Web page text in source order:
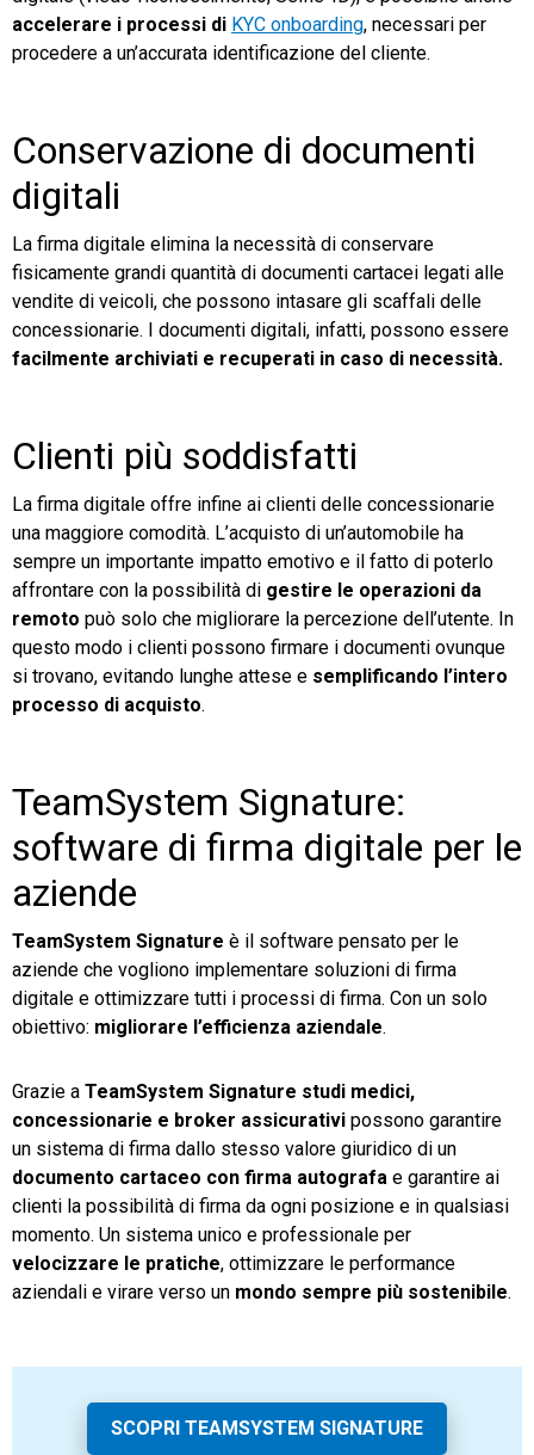
accelerare i processi di KYC onboarding, necessari per
procedere a un’accurata identificazione del cliente.
Conservazione di documenti
digitali
La firma digitale elimina la necessità di conservare
fisicamente grandi quantità di documenti cartacei legati alle
vendite di veicoli, che possono intasare gli scaffali delle
concessionarie. I documenti digitali, infatti, possono essere
facilmente archiviati e recuperati in caso di necessità.
Clienti più soddisfatti
La firma digitale offre infine ai clienti delle concessionarie
una maggiore comodità. L’acquisto di un’automobile ha
sempre un importante impatto emotivo e il fatto di poterlo
affrontare con la possibilità di gestire le operazioni da
remoto può solo che migliorare la percezione dell’utente. In
questo modo i clienti possono firmare i documenti ovunque
si trovano, evitando lunghe attese e semplificando l’intero
processo di acquisto.
TeamSystem Signature:
software di firma digitale per le
aziende
TeamSystem Signature è il software pensato per le
aziende che vogliono implementare soluzioni di firma
digitale e ottimizzare tutti i processi di firma. Con un solo
obiettivo: migliorare l’efficienza aziendale.
Grazie a TeamSystem Signature studi medici,
concessionarie e broker assicurativi possono garantire
un sistema di firma dallo stesso valore giuridico di un
documento cartaceo con firma autografa e garantire ai
clienti la possibilità di firma da ogni posizione e in qualsiasi
momento. Un sistema unico e professionale per
velocizzare le pratiche, ottimizzare le performance
aziendali e virare verso un mondo sempre più sostenibile.
SCOPRI TEAMSYSTEM SIGNATURE